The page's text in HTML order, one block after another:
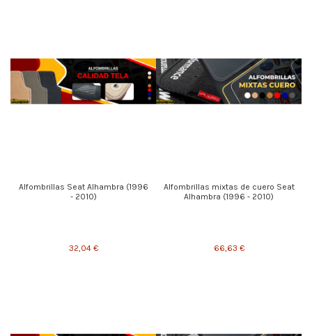
Alfombrillas Seat Alhambra (1996
- 2010)
32,04 €
Alfombrillas mixtas de cuero Seat
Alhambra (1996 - 2010)
66,63 €